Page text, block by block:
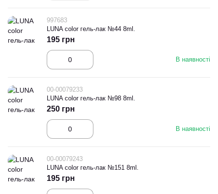
997683
LUNA color гель-лак №44 8ml.
В наявності
195 грн
00-00079233
LUNA color гель-лак №98 8ml.
В наявності
250 грн
00-00079243
LUNA color гель-лак №151 8ml.
195 грн